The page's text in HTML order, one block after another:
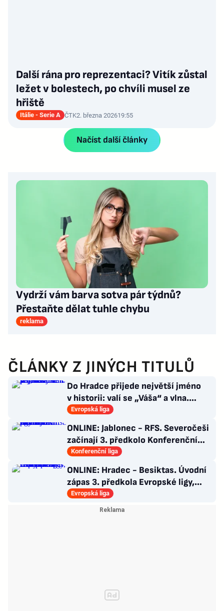
Další rána pro reprezentaci? Vitík zůstal
ležet v bolestech, po chvíli musel ze
hřiště
Itálie - Serie A ČTK2. března 202619:55
Načíst další články
Vydrží vám barva sotva pár týdnů?
Přestaňte dělat tuhle chybu
reklama
ČLÁNKY Z JINÝCH TITULŮ
Do Hradce přijede největší jméno
v historii: valí se „Váša“ a vlna.
Policie v pohotovosti
Evropská liga
ONLINE: Jablonec - RFS. Severočeši
začínají 3. předkolo Konferenční
ligy na domácím hřišti
Konferenční liga
ONLINE: Hradec - Besiktas. Úvodní
zápas 3. předkola Evropské ligy,
nastoupí za hosty Černý?
Evropská liga